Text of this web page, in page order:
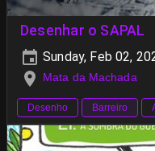
Desenhar o SAPAL
Sunday, Feb 02,
Mata da Machada
Desenho Barreiro